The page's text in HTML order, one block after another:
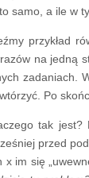
samo, a ile w
przykład
na jedną
zadaniach.
Po
tak jest?
przed
x im się